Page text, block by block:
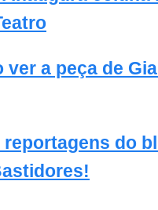
ver a peça de
do